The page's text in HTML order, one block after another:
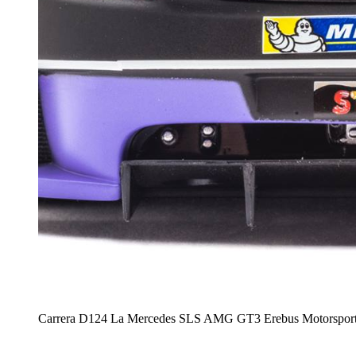
Carrera D124 La Mercedes SLS AMG GT3 Erebus